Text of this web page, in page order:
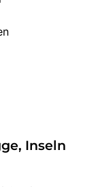
Inseln